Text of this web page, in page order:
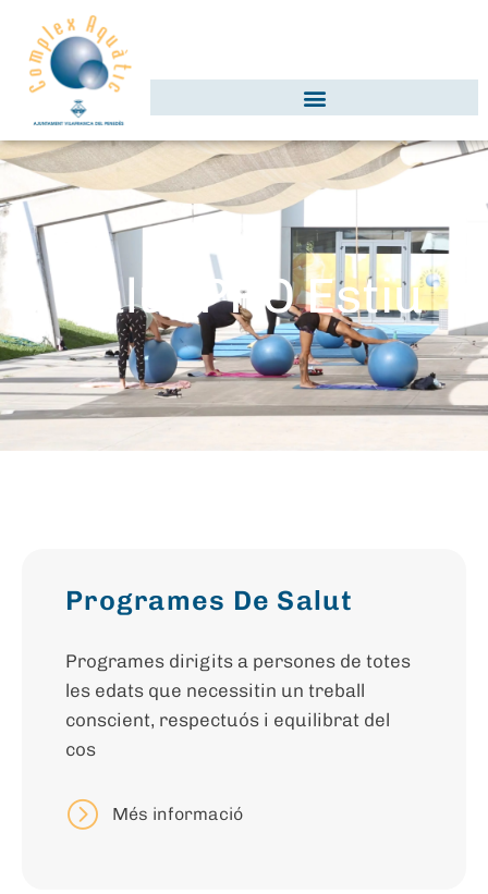
Salut PRO Estiu
Programes De Salut
Programes dirigits a persones de totes
les edats que necessitin un treball
conscient, respectuós i equilibrat del
cos
Més informació